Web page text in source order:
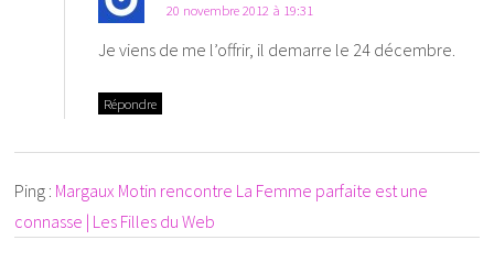
20 novembre 2012 à 19:31
Je viens de me l’offrir, il demarre le 24 décembre.
Répondre
Ping : Margaux Motin rencontre La Femme parfaite est une
connasse | Les Filles du Web